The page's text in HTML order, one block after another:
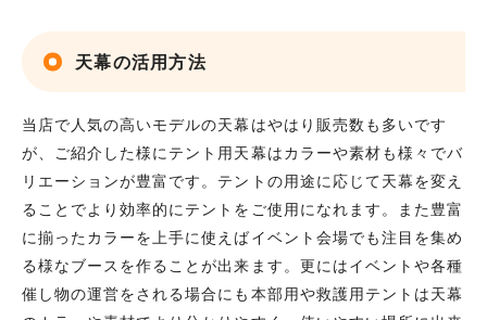
天幕の活用方法
当店で人気の高いモデルの天幕はやはり販売数も多いです
が、ご紹介した様にテント用天幕はカラーや素材も様々でバ
リエーションが豊富です。テントの用途に応じて天幕を変え
ることでより効率的にテントをご使用になれます。また豊富
に揃ったカラーを上手に使えばイベント会場でも注目を集め
る様なブースを作ることが出来ます。更にはイベントや各種
催し物の運営をされる場合にも本部用や救護用テントは天幕